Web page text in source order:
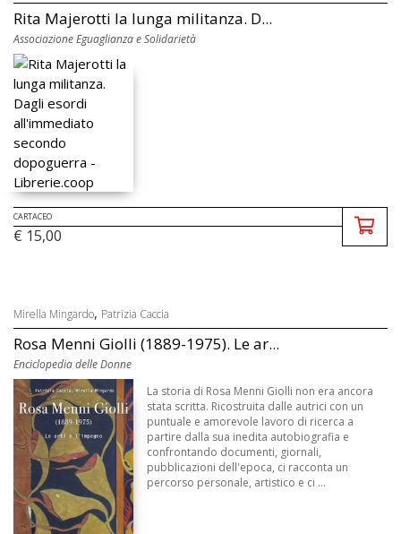
Rita Majerotti la lunga militanza. D...
Associazione Eguaglianza e Solidarietà
CARTACEO
€ 15,00
Mirella Mingardo, Patrizia Caccia
Rosa Menni Giolli (1889-1975). Le ar...
Enciclopedia delle Donne
La storia di Rosa Menni Giolli non era ancora
stata scritta. Ricostruita dalle autrici con un
puntuale e amorevole lavoro di ricerca a
partire dalla sua inedita autobiografia e
confrontando documenti, giornali,
pubblicazioni dell'epoca, ci racconta un
percorso personale, artistico e ci ...